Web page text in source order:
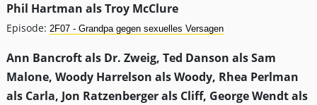
Phil Hartman als Troy McClure
Episode: 2F07 - Grandpa gegen sexuelles Versagen
Ann Bancroft als Dr. Zweig, Ted Danson als Sam
Malone, Woody Harrelson als Woody, Rhea Perlman
als Carla, Jon Ratzenberger als Cliff, George Wendt als